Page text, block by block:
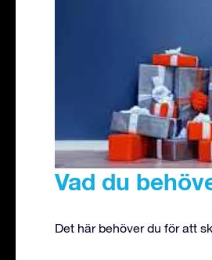
Vad du
Det här behöver du för att